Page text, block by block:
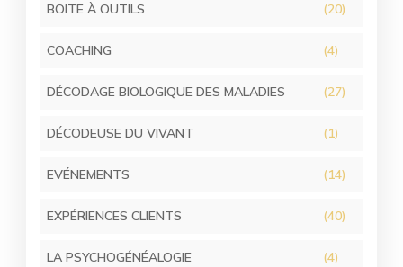
BOITE À OUTILS (20)
COACHING (4)
DÉCODAGE BIOLOGIQUE DES MALADIES (27)
DÉCODEUSE DU VIVANT (1)
EVÉNEMENTS (14)
EXPÉRIENCES CLIENTS (40)
LA PSYCHOGÉNÉALOGIE (4)